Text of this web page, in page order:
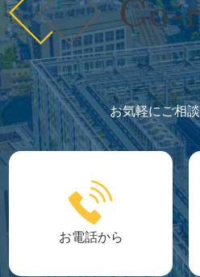
お気軽にご相
お電話から